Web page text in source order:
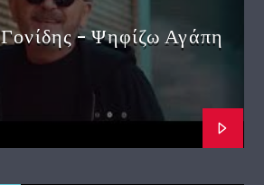
– Ψηφίζω Αγάπη